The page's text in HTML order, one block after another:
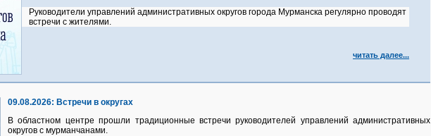
Руководители управлений административных округов города Мурманска регулярно проводят
встречи с жителями.
читать далее...
09.08.2026: Встречи в округах
В областном центре прошли традиционные встречи руководителей управлений административных
округов с мурманчанами.